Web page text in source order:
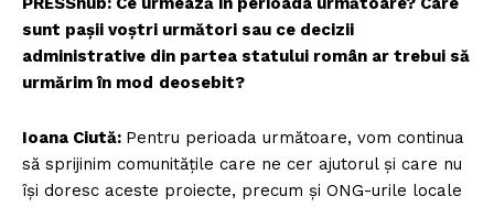
sunt pașii voștri următori sau ce decizii
administrative din partea statului român ar trebui să
urmărim în mod deosebit?
Ioana Ciută: Pentru perioada următoare, vom continua
să sprijinim comunitățile care ne cer ajutorul și care nu
își doresc aceste proiecte, precum și ONG-urile locale